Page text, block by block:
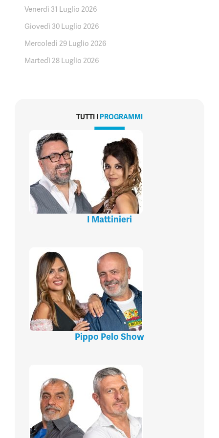
Venerdì 31 Luglio 2026
Giovedì 30 Luglio 2026
Mercoledì 29 Luglio 2026
Martedì 28 Luglio 2026
TUTTI I PROGRAMMI
I Mattinieri
Pippo Pelo Show